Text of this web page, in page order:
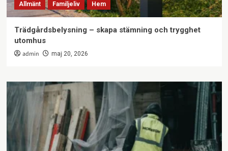
Allmänt Familjeliv Hem
Trädgårdsbelysning – skapa stämning och trygghet
utomhus
admin maj 20, 2026